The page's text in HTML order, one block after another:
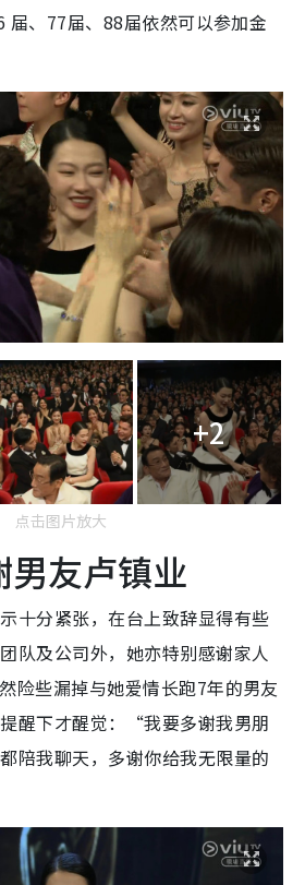
届、77届、88届依然可以参加金
+2
点击图片放大
男友卢镇业
十分紧张，在台上致辞显得有些
队及公司外，她亦特别感谢家人
险些漏掉与她爱情长跑7年的男友
醒下才醒觉：“我要多谢我男朋
陪我聊天，多谢你给我无限量的